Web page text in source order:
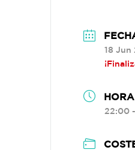
18 Jun
HORA
22:00